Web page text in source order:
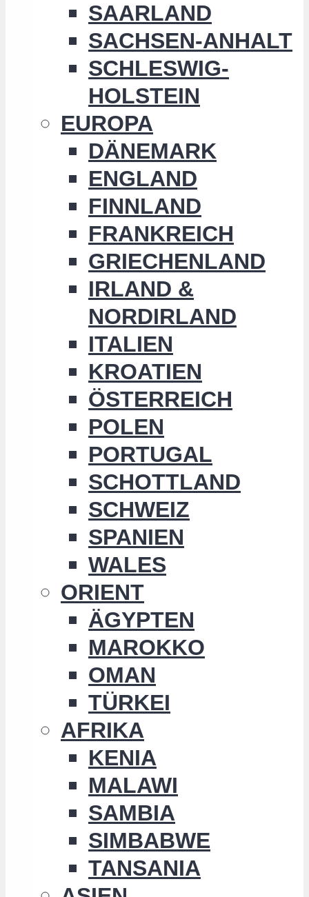
SAARLAND
SACHSEN-ANHALT
SCHLESWIG-
HOLSTEIN
EUROPA
DÄNEMARK
ENGLAND
FINNLAND
FRANKREICH
GRIECHENLAND
IRLAND &
NORDIRLAND
ITALIEN
KROATIEN
ÖSTERREICH
POLEN
PORTUGAL
SCHOTTLAND
SCHWEIZ
SPANIEN
WALES
ORIENT
ÄGYPTEN
MAROKKO
OMAN
TÜRKEI
AFRIKA
KENIA
MALAWI
SAMBIA
SIMBABWE
TANSANIA